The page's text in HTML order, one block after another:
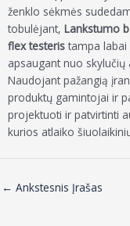
ženklo sėkmės
tobulėjant, Lankstumo
flex testeris tampa
apsaugant nuo
Naudojant pažangią
produktų gamintojai ir
projektuoti ir patvirtinti
kurios atlaiko
← Ankstesnis Įrašas